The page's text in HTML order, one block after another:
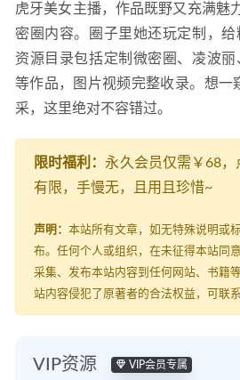
虎牙美女主播，作品既野又充满魅
密圈内容。圈子里她还玩定制，给
资源目录包括定制微密圈、凌波
等作品，图片视频完整收录。想一
采，这里绝对不容错过。
限时福利： 永久会员仅需￥68，
有限，手慢无，且用且珍惜~
声明： 本站所有文章，如无特殊说明或
布。任何个人或组织，在未征得本站同
采集、发布本站内容到任何网站、书籍
站内容侵犯了原著者的合法权益，可联
VIP资源 VIP会员专属